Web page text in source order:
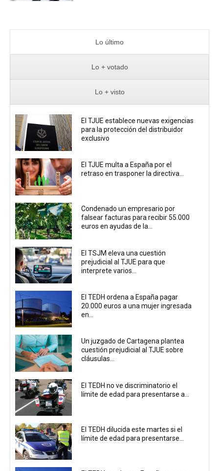
Lo último
Lo + votado
Lo + visto
El TJUE establece nuevas exigencias
para la protección del distribuidor
exclusivo
El TJUE multa a España por el
retraso en trasponer la directiva...
Condenado un empresario por
falsear facturas para recibir 55.000
euros en ayudas de la...
El TSJM eleva una cuestión
prejudicial al TJUE para que
interprete varios...
El TEDH ordena a España pagar
20.000 euros a una mujer ingresada
en...
Un juzgado de Cartagena plantea
cuestión prejudicial al TJUE sobre
cláusulas...
El TEDH no ve discriminatorio el
límite de edad para presentarse a...
El TEDH dilucida este martes si el
límite de edad para presentarse...